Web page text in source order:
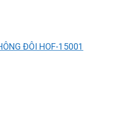
ĐÔI HOF-15001